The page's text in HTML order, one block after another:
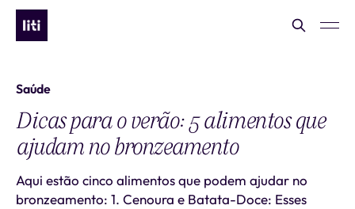
Saúde
Dicas para o verão: 5 alimentos que
ajudam no bronzeamento
Aqui estão cinco alimentos que podem ajudar no
bronzeamento: 1. Cenoura e Batata-Doce: Esses